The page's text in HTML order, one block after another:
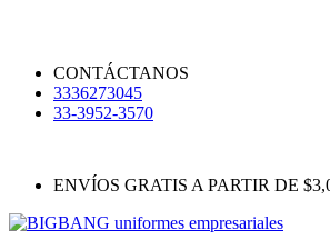
CONTÁCTANOS
3336273045
33-3952-3570
ENVÍOS GRATIS A PARTIR DE